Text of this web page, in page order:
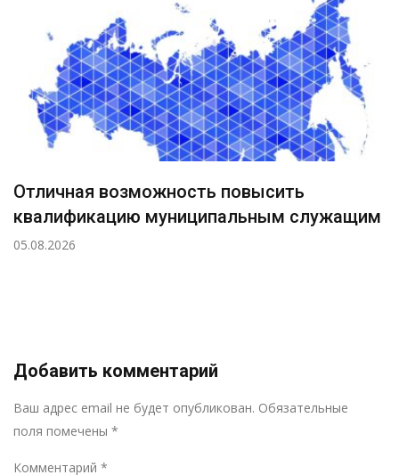
Отличная возможность повысить
квалификацию муниципальным служащим
05.08.2026
Добавить комментарий
Ваш адрес email не будет опубликован. Обязательные
поля помечены *
Комментарий *